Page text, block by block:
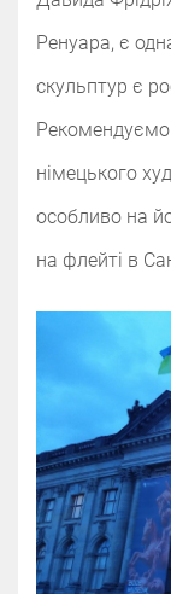
Ренуара, є
скульптур є
Рекомендуємо
німецького
особливо на
на флейті в